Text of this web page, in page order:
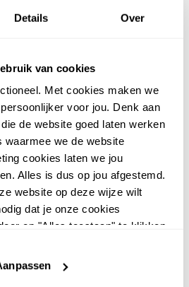
Details Over
van cookies
Met cookies maken we
voor jou. Denk aan
de website goed laten werken
we de website
cookies laten we jou
Alles is dus op jou afgestemd.
website op deze wijze wilt
dat je onze cookies
op "Alles toestaan" te klikken.